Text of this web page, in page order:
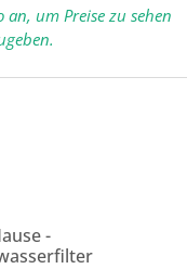
um Preise zu sehen
-